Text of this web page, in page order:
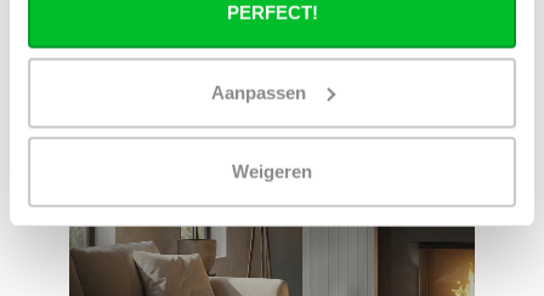
PERFECT!
Aanpassen
Weigeren